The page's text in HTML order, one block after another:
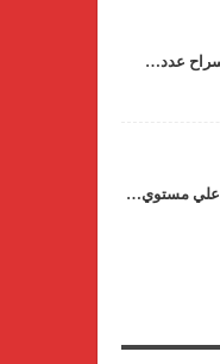
سراح عدد…
علي مستوي…